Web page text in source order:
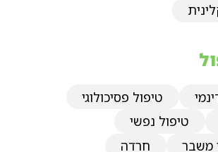
טיפול פסיכולוגי
טיפול נפשי
משבר
חרדה